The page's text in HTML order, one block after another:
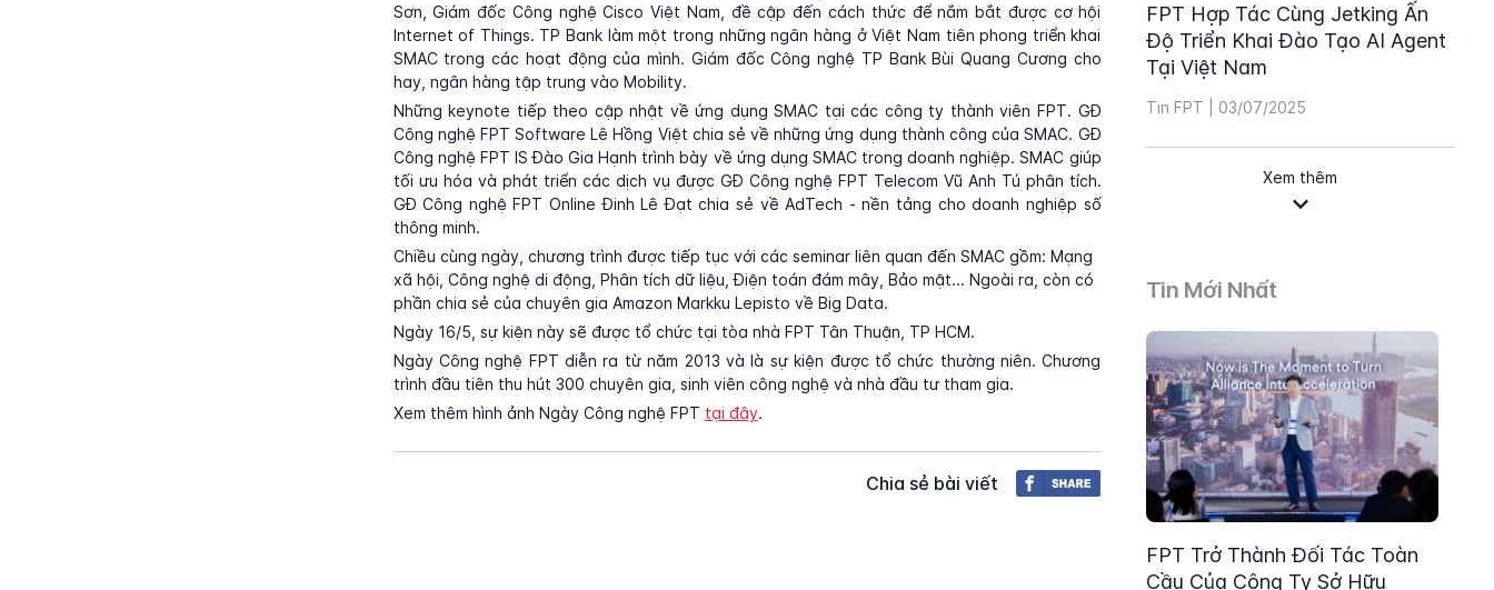
Sơn, Giám đốc Công nghệ Cisco Việt Nam, đề cập đến cách thức để nắm bắt được cơ hội
Internet of Things. TP Bank làm một trong những ngân hàng ở Việt Nam tiên phong triển khai
SMAC trong các hoạt động của mình. Giám đốc Công nghệ TP Bank Bùi Quang Cương cho
hay, ngân hàng tập trung vào Mobility.
Những keynote tiếp theo cập nhật về ứng dụng SMAC tại các công ty thành viên FPT. GĐ
Công nghệ FPT Software Lê Hồng Việt chia sẻ về những ứng dụng thành công của SMAC. GĐ
Công nghệ FPT IS Đào Gia Hạnh trình bày về ứng dụng SMAC trong doanh nghiệp. SMAC giúp
tối ưu hóa và phát triển các dịch vụ được GĐ Công nghệ FPT Telecom Vũ Anh Tú phân tích.
GĐ Công nghệ FPT Online Đinh Lê Đạt chia sẻ về AdTech - nền tảng cho doanh nghiệp số
thông minh.
Chiều cùng ngày, chương trình được tiếp tục với các seminar liên quan đến SMAC gồm: Mạng
xã hội, Công nghệ di động, Phân tích dữ liệu, Điện toán đám mây, Bảo mật... Ngoài ra, còn có
phần chia sẻ của chuyên gia Amazon Markku Lepisto về Big Data.
Ngày 16/5, sự kiện này sẽ được tổ chức tại tòa nhà FPT Tân Thuận, TP HCM.
Ngày Công nghệ FPT diễn ra từ năm 2013 và là sự kiện được tổ chức thường niên. Chương
trình đầu tiên thu hút 300 chuyên gia, sinh viên công nghệ và nhà đầu tư tham gia.
Xem thêm hình ảnh Ngày Công nghệ FPT tại đây.
Chia sẻ bài viết
FPT Hợp Tác Cùng Jetking Ấn
Độ Triển Khai Đào Tạo AI Agent
Tại Việt Nam
Tin FPT | 03/07/2025
Xem thêm
Tin Mới Nhất
FPT Trở Thành Đối Tác Toàn
Cầu Của Công Ty Sở Hữu